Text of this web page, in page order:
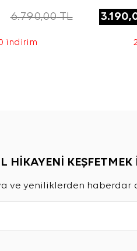
6.790,00TL
indirim
HİKAYENİ
ve yeniliklerden haberdar